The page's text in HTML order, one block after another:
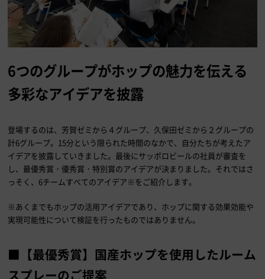
6つのグループがホップの魅力を伝える
多彩なアイデアを披露
登場するのは、芳賀ゼミから４グループ、久保田ゼミから２グループの
計6グループ。15分という限られた時間のなかで、自分たちが考えたア
イデアを披露していきました。最後にサッポロビールの社員が審査を
し、最優秀賞・優秀賞・特別賞のアイデアが決まりました。それではさ
っそく、6チームすべてのアイデア※をご紹介します。
※あくまでもホップの活用アイデアであり、ホップに関する効果効能や
実現可能性について検証を行ったものではありません。
■【最優秀賞】国産ホップを使用したルーム
スプレーのご提案